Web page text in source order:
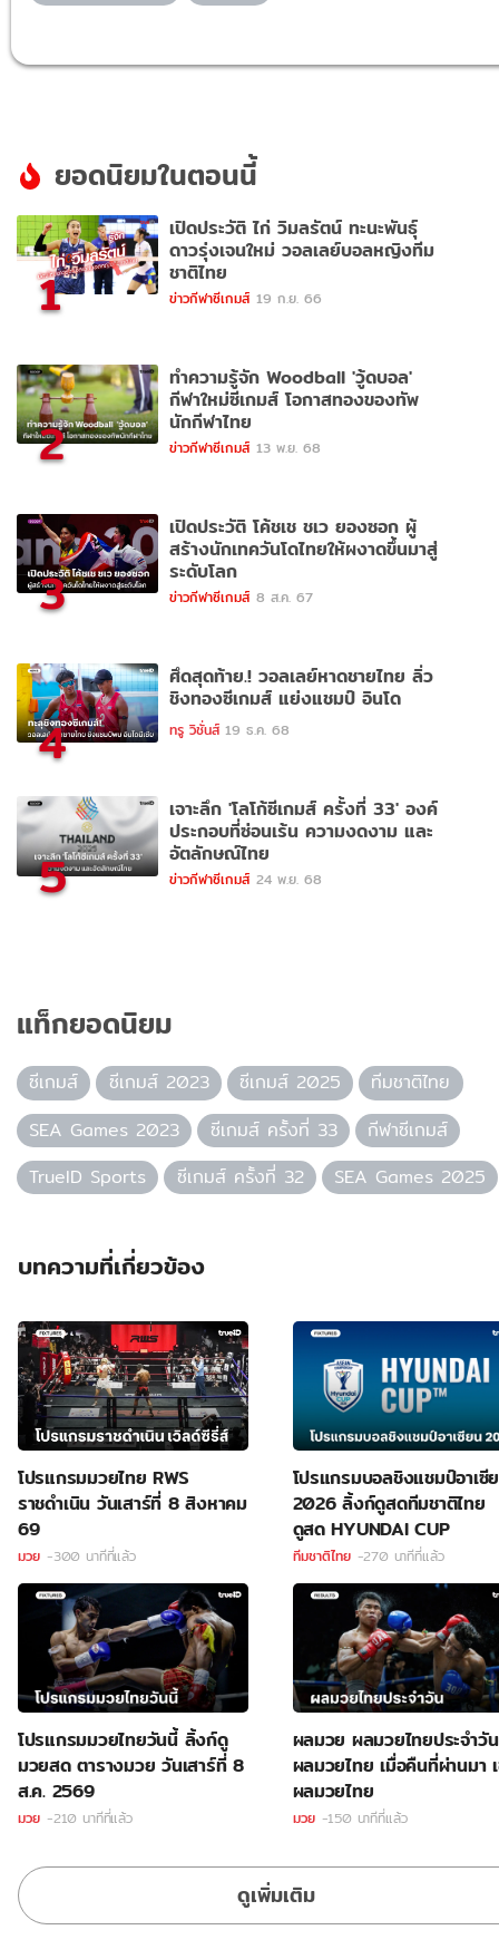
ยอดนิยมในตอนนี้
1
เปิดประวัติ ไก่ วิมลรัตน์ ทะนะพันธุ์
ดาวรุ่งเจนใหม่ วอลเลย์บอลหญิงทีม
ชาติไทย
ข่าวกีฬาซีเกมส์ 19 ก.ย. 66
2
ทำความรู้จัก Woodball 'วู้ดบอล'
กีฬาใหม่ซีเกมส์ โอกาสทองของทัพ
นักกีฬาไทย
ข่าวกีฬาซีเกมส์ 13 พ.ย. 68
3
เปิดประวัติ โค้ชเช ชเว ยองซอก ผู้
สร้างนักเทควันโดไทยให้ผงาดขึ้นมาสู่
ระดับโลก
ข่าวกีฬาซีเกมส์ 8 ส.ค. 67
4
ศึดสุดท้าย.! วอลเลย์หาดชายไทย ลิ่ว
ชิงทองซีเกมส์ แย่งแชมป์ อินโด
ทรู วิชั่นส์ 19 ธ.ค. 68
5
เจาะลึก 'โลโก้ซีเกมส์ ครั้งที่ 33' องค์
ประกอบที่ซ่อนเร้น ความงดงาม และ
อัตลักษณ์ไทย
ข่าวกีฬาซีเกมส์ 24 พ.ย. 68
แท็กยอดนิยม
ซีเกมส์ ซีเกมส์ 2023 ซีเกมส์ 2025
ทีมชาติไทย
SEA Games 2023
ซีเกมส์ ครั้งที่ 33
กีฬาซีเกมส์
TrueID Sports
ซีเกมส์ ครั้งที่ 32 SEA Games 2025
บทความที่เกี่ยวข้อง
โปรแกรมมวยไทย RWS
ราชดำเนิน วันเสาร์ที่ 8 สิงหาคม
69
มวย -300 นาทีที่แล้ว
โปรแกรมบอลชิงแชมป์อาเซี
2026 ลิ้งก์ดูสดทีมชาติไทย
ดูสด HYUNDAI CUP
ทีมชาติไทย -270 นาทีที่แล้ว
โปรแกรมมวยไทยวันนี้ ลิ้งก์ดู
มวยสด ตารางมวย วันเสาร์ที่ 8
ส.ค. 2569
มวย -210 นาทีที่แล้ว
ผลมวย ผลมวยไทยประจำวัน
ผลมวยไทย เมื่อคืนที่ผ่านมา
ผลมวยไทย
มวย -150 นาทีที่แล้ว
ดูเพิ่มเติม